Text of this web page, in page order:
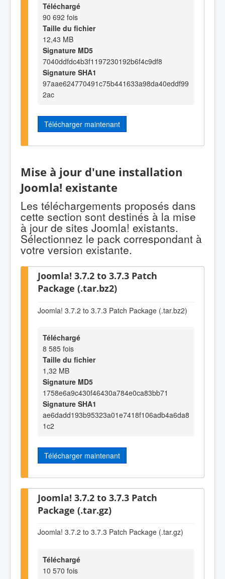
Téléchargé
90 692 fois
Taille du fichier
12,43 MB
Signature MD5
7040ddfdc4b3f1197230192b6f4c9df8
Signature SHA1
97aae624770491c75b441633a98da40eddf99
2ac
Télécharger maintenant
Mise à jour d'une installation
Joomla! existante
Les téléchargements proposés dans
cette section sont destinés à la mise
à jour de sites Joomla! existants.
Sélectionnez le pack correspondant à
votre version existante.
Joomla! 3.7.2 to 3.7.3 Patch
Package (.tar.bz2)
Joomla! 3.7.2 to 3.7.3 Patch Package (.tar.bz2)
Téléchargé
8 585 fois
Taille du fichier
1,32 MB
Signature MD5
1758e6a9c430f46430a784e0ca83bb71
Signature SHA1
ae6dadd193b95323a01e7418f106adb4a6da8
1c2
Télécharger maintenant
Joomla! 3.7.2 to 3.7.3 Patch
Package (.tar.gz)
Joomla! 3.7.2 to 3.7.3 Patch Package (.tar.gz)
Téléchargé
10 570 fois